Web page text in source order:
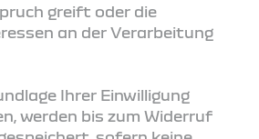
greift oder die
an der Verarbeitung
Ihrer Einwilligung
werden bis zum Widerruf